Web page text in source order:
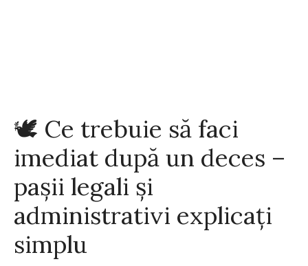
🕊️ Ce trebuie să faci
imediat după un deces –
pașii legali și
administrativi explicați
simplu